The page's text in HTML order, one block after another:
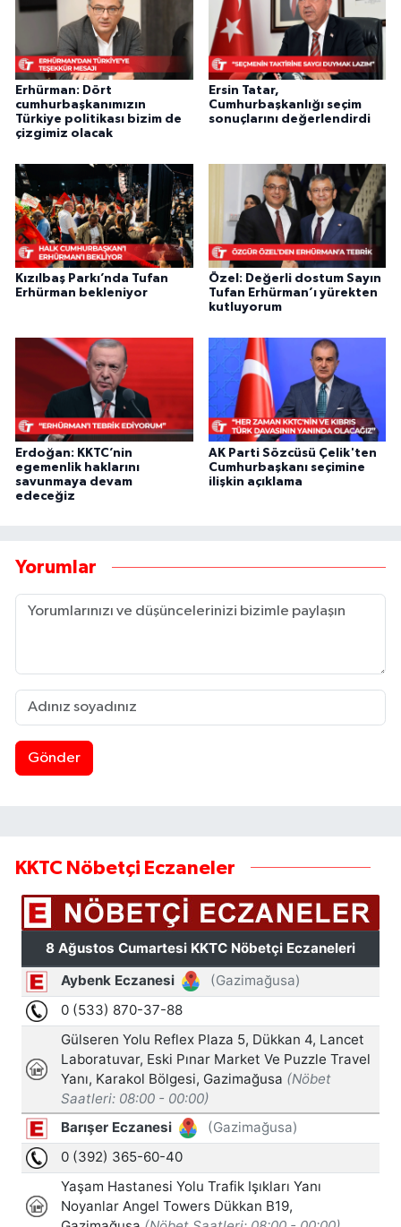
Erhürman: Dört
cumhurbaşkanımızın
Türkiye politikası bizim de
çizgimiz olacak
Ersin Tatar,
Cumhurbaşkanlığı seçim
sonuçlarını değerlendirdi
Kızılbaş Parkı’nda Tufan
Erhürman bekleniyor
Özel: Değerli dostum Sayın
Tufan Erhürman’ı yürekten
kutluyorum
Erdoğan: KKTC’nin
egemenlik haklarını
savunmaya devam
edeceğiz
AK Parti Sözcüsü Çelik'ten
Cumhurbaşkanı seçimine
ilişkin açıklama
Yorumlar
Gönder
KKTC Nöbetçi Eczaneler